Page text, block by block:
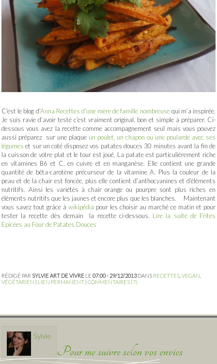
C’est le blog d’Anna Recettes d’une mère de famille nombreusequi m’a inspirée.
Je suis ravie d’avoir testé c’est vraiment original, bon et simple à préparer. Ci-
dessous vous avez la recette comme accompagnement seul mais vous pouvez
aussi préparez sur une plaque un poulet, un chapon ou une poularde avec ses
légumes et sur un coté disposez vos patates douces 30 minutes avant la fin de
la cuisson de votre plat et le tour est joué. La patate est particulièrement riche
en vitamines B6 et C, en cuivre et en manganèse. Elle contient une grande
quantité de bêta-carotène précurseur de la vitamine A. Plus la couleur de la
peau et de la chair est foncée, plus elle contient d’anthocyanines et d’éléments
nutritifs. Ainsi les variétés à chair orange ou pourpre sont plus riches en
éléments nutritifs que les jaunes et encore plus que les blanches. Maintenant
vous savez tout grâce à wikipédia pour les choisir au marché ce matin et pour
tester la recette dès demain la recette ci-dessous. Lire la suite de Frites
Epicées au Four de Patates Douces
RÉDIGÉ PAR SYLVIE ART DE VIVRE LE 07:00 - 29/12/2013DANS RECETTES VEGAN
VÉGÉTARIEN | LIEN PERMANENT | COMMENTAIRES (7)
Sylvie
Pour me suivre selon vos envies